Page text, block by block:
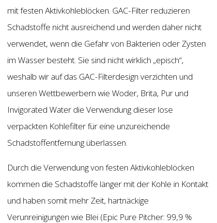
mit festen Aktivkohleblöcken. GAC-Filter reduzieren
Schadstoffe nicht ausreichend und werden daher nicht
verwendet, wenn die Gefahr von Bakterien oder Zysten
im Wasser besteht. Sie sind nicht wirklich „episch“,
weshalb wir auf das GAC-Filterdesign verzichten und
unseren Wettbewerbern wie Woder, Brita, Pur und
Invigorated Water die Verwendung dieser lose
verpackten Kohlefilter für eine unzureichende
Schadstoffentfernung überlassen.
Durch die Verwendung von festen Aktivkohleblöcken
kommen die Schadstoffe länger mit der Kohle in Kontakt
und haben somit mehr Zeit, hartnäckige
Verunreinigungen wie Blei (Epic Pure Pitcher: 99,9 %